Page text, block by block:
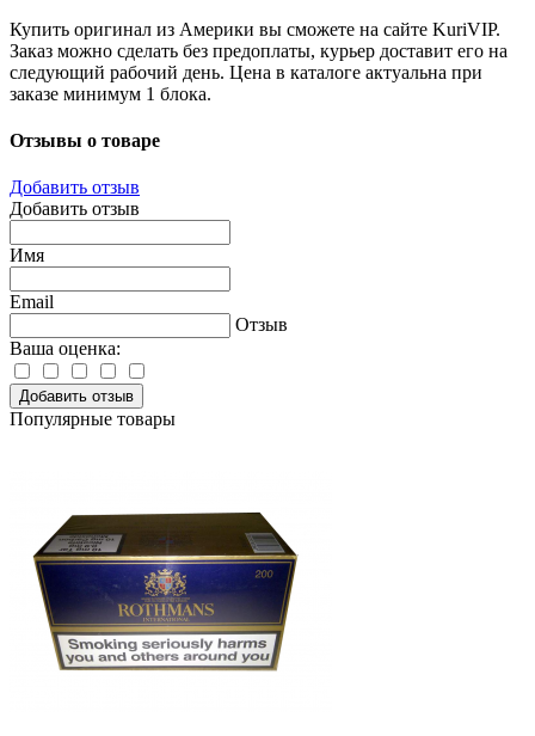
Купить оригинал из Америки вы сможете на сайте KuriVIP.
Заказ можно сделать без предоплаты, курьер доставит его на
следующий рабочий день. Цена в каталоге актуальна при
заказе минимум 1 блока.
Отзывы о товаре
Добавить отзыв
Добавить отзыв
Имя
Email
Отзыв
Ваша оценка:
Добавить отзыв
Популярные товары